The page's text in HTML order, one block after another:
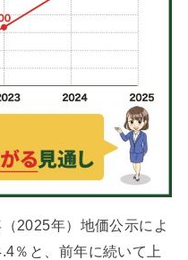
2025年）地価公示によ
％と、前年に続いて上